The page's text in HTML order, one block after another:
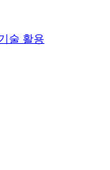
술 활용